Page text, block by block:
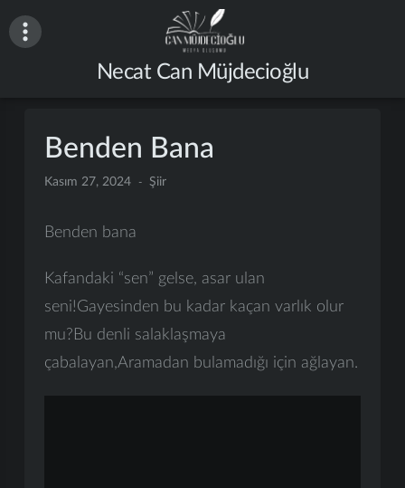
atla
Necat Can Müjdecioğlu
Benden Bana
Kasım 27, 2024 Şiir
Benden bana
Kafandaki “sen” gelse, asar ulan
seni!Gayesinden bu kadar kaçan varlık olur
mu?Bu denli salaklaşmaya
çabalayan,Aramadan bulamadığı için ağlayan.